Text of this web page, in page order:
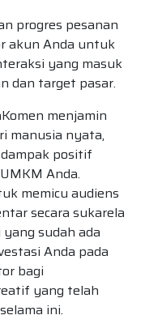
progres pesanan
akun Anda untuk
yang masuk
dan target pasar.
menjamin
manusia nyata,
positif
Anda.
memicu audiens
secara sukarela
sudah ada
Anda pada
bagi
yang telah
ini.